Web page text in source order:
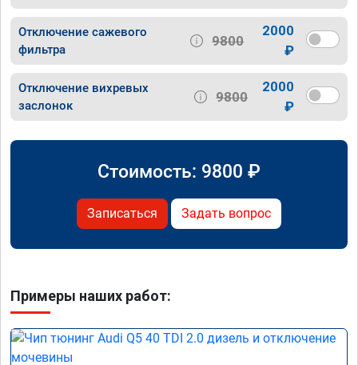
Отключение сажевого
фильтра
9800
2000
₽
Отключение вихревых
заслонок
9800
2000
₽
Стоимость: 9800 ₽
Записаться Задать вопрос
Примеры наших работ: